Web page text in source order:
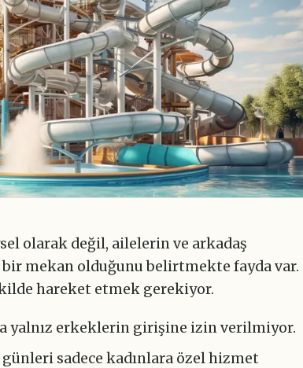
olarak değil, ailelerin ve arkadaş
mekan olduğunu belirtmekte fayda var.
hareket etmek gerekiyor.
yalnız erkeklerin girişine izin verilmiyor.
günleri sadece kadınlara özel hizmet